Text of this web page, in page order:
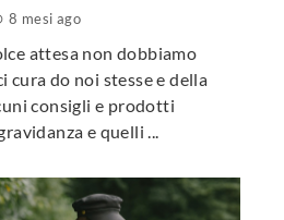
8 mesi ago
attesa non dobbiamo
cura do noi stesse e della
consigli e prodotti
e quelli ...